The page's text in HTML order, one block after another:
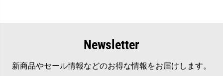
Newsletter
新商品やセール情報などのお得な情報をお届けします。